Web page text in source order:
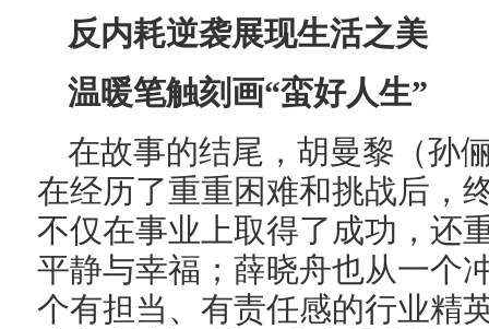
反内耗逆袭展现生活之美
温暖笔触刻画“蛮好人生”
在故事的结尾，胡曼黎（孙
在经历了重重困难和挑战后，
不仅在事业上取得了成功，还
平静与幸福；薛晓舟也从一个
个有担当、有责任感的行业精